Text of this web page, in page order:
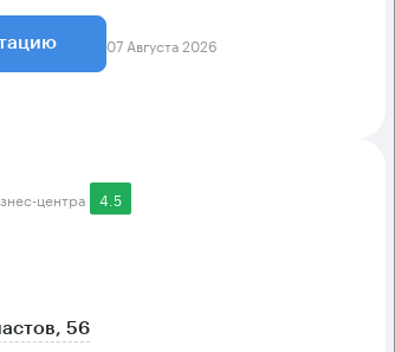
07 Августа 2026
центра 4.5
56